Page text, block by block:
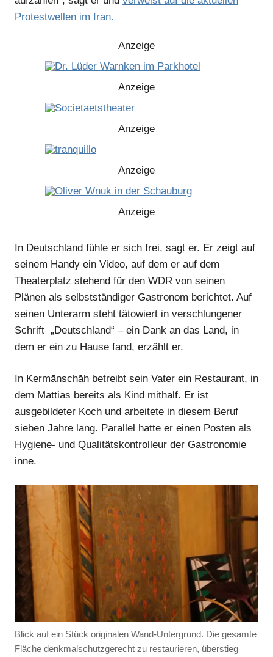
Protestwellen im Iran.
Anzeige
Anzeige
Anzeige
Anzeige
Anzeige
Anzeige
Anzeige
In Deutschland fühle er sich frei, sagt er. Er zeigt auf
seinem Handy ein Video, auf dem er auf dem
Theaterplatz stehend für den WDR von seinen
Plänen als selbstständiger Gastronom berichtet. Auf
seinen Unterarm steht tätowiert in verschlungener
Schrift „Deutschland“ – ein Dank an das Land, in
dem er ein zu Hause fand, erzählt er.
In Kermānschāh betreibt sein Vater ein Restaurant, in
dem Mattias bereits als Kind mithalf. Er ist
ausgebildeter Koch und arbeitete in diesem Beruf
sieben Jahre lang. Parallel hatte er einen Posten als
Hygiene- und Qualitätskontrolleur der Gastronomie
inne.
Blick auf ein Stück originalen Wand-Untergrund. Die gesamte
Fläche denkmalschutzgerecht zu restaurieren, überstieg